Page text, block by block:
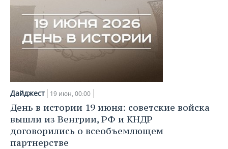
Дайджест 19 июн, 00:00
День в истории 19 июня: советские войска
вышли из Венгрии, РФ и КНДР
договорились о всеобъемлющем
партнерстве